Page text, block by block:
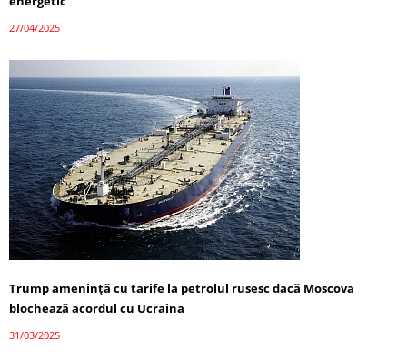
27/04/2025
Trump amenință cu tarife la petrolul rusesc dacă Moscova
blochează acordul cu Ucraina
31/03/2025